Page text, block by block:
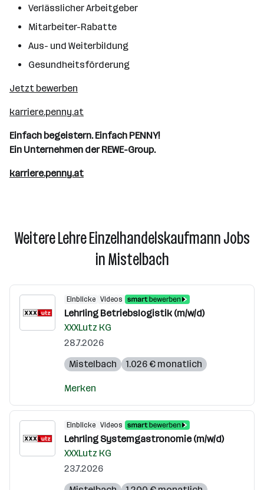
Verlässlicher Arbeitgeber
Mitarbeiter-Rabatte
Aus- und Weiterbildung
Gesundheitsförderung
Jetzt bewerben
karriere.penny.at
Einfach begeistern. Einfach PENNY!
Ein Unternehmen der REWE-Group.
karriere.penny.at
Weitere Lehre Einzelhandelskaufmann Jobs
in Mistelbach
Einblicke Videos
Lehrling Betriebslogistik (m/w/d)
XXXLutz KG
28.7.2026
Mistelbach
1.026 € monatlich
Merken
Einblicke Videos
Lehrling Systemgastronomie (m/w/d)
XXXLutz KG
23.7.2026